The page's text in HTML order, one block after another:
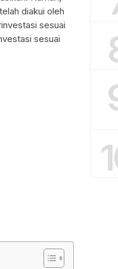
diakui oleh
sesuai
sesuai